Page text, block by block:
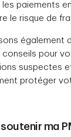
paiements
le risque de
également
pour
suspectes
protéger
ma